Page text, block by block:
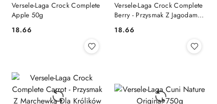
Versele-Laga Crock Complete
Apple 50g
Cena:
18.66
Versele-Laga Crock Complete
Berry - Przysmak Z Jagodami
Cena:
18.66